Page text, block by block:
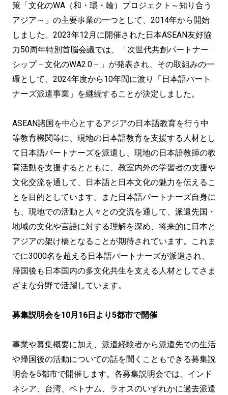
策「文化のWA（和・環・輪）プロジェクト～知り合う
アジア～」の主要事業の一つとして、2014年から開始
しました。2023年12月に開催された日本ASEAN友好協
力50周年特別首脳会議では、「次世代共創パートナー
シップ－文化のWA2.0－」が発表され、その取組みの一
環として、2024年度から10年間に渡り「日本語パート
ナーズ派遣事業」を継続することが決定しました。
ASEAN諸国を中心とするアジアの日本語教育を行う中
等教育機関等に、現地の日本語教育を支援する人材とし
て日本語パートナーズを派遣し、現地の日本語教師の教
育活動を支援するとともに、教室内外の学習者の支援や
文化交流を通して、日本語と日本文化の魅力を伝えるこ
とを目的としています。また日本語パートナーズ自身に
も、現地での活動と人々との交流を通して、派遣先国・
地域の文化や言語に対する理解を深め、将来的に日本と
アジアの架け橋となることが期待されています。これま
でに3000名を超える日本語パートナーズが派遣され、
帰国後も日本国内の多文化共生を支える人材としてさま
ざまな分野で活躍しています。
募集説明会を10月16日より5都市で開催
事業や募集概要に加え、派遣経験者から派遣先での生活
や帰国後の活動についての話を聞くこともできる募集説
明会を5都市で開催します。各募集説明会では、インド
ネシア、台湾、ベトナム、ラオスのいずれかに過去派遣